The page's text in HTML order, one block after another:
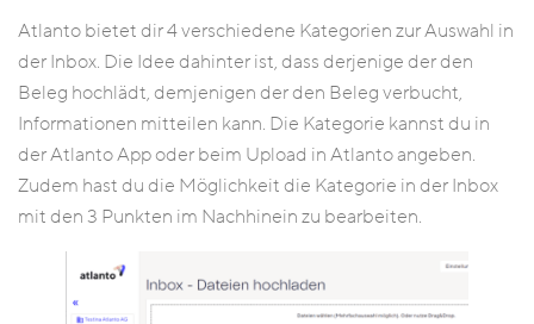
Atlanto bietet dir 4 verschiedene Kategorien zur Auswahl in
der Inbox. Die Idee dahinter ist, dass derjenige der den
Beleg hochlädt, demjenigen der den Beleg verbucht,
Informationen mitteilen kann. Die Kategorie kannst du in
der Atlanto App oder beim Upload in Atlanto angeben.
Zudem hast du die Möglichkeit die Kategorie in der Inbox
mit den 3 Punkten im Nachhinein zu bearbeiten.